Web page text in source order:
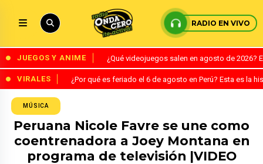
RADIO EN VIVO
JUEGOS Y ANIME ¿Qué videojuegos salen en agosto de
VIRALES ¿Por qué es feriado el 6 de agosto en Perú? Esta es la
MÚSICA
Peruana Nicole Favre se une como
coentrenadora a Joey Montana en
programa de televisión |VIDEO